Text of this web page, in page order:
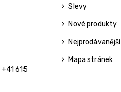
+41 615
Slevy
Nové produkty
Nejprodávanější
Mapa stránek